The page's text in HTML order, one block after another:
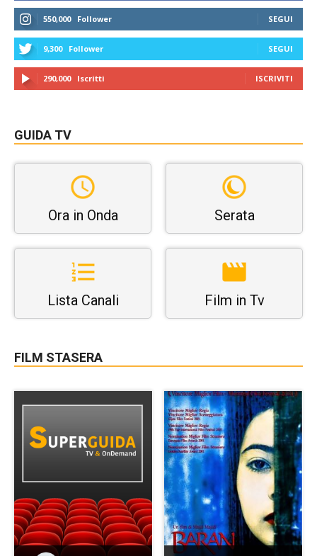
550,000 Follower SEGUI
9,300 Follower SEGUI
290,000 Iscritti ISCRIVITI
GUIDA TV
Ora in Onda Serata
Lista Canali Film in Tv
FILM STASERA